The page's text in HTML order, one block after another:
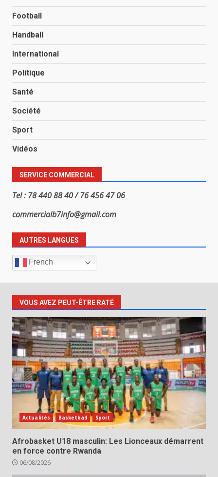
Football
Handball
International
Politique
Santé
Société
Sport
Vidéos
SERVICE COMMERCIAL
Tel : 78 440 88 40 / 76 456 47 06
commercialb7info@gmail.com
AUTRES LANGUES
French
VOUS AVEZ PEUT-ÊTRE RATÉ
Actualités Basketball Sport
Afrobasket U18 masculin: Les Lionceaux démarrent
en force contre Rwanda
06/08/2026